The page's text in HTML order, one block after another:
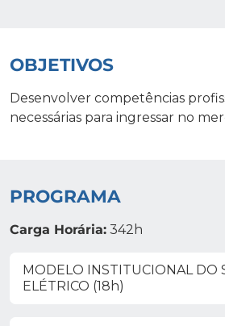
OBJETIVOS
Desenvolver competências
necessárias para ingressar no
PROGRAMA
Carga Horária: 342h
MODELO INSTITUCIONAL DO
ELÉTRICO (18h)